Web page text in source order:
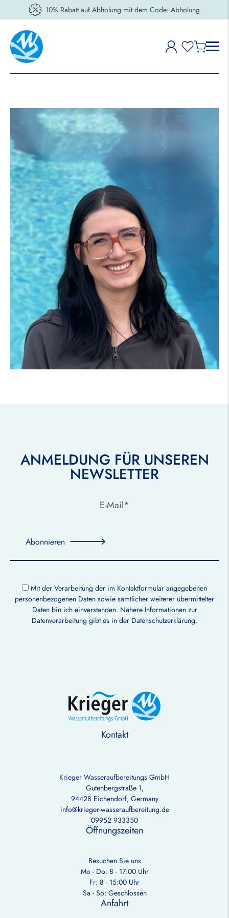
10% Rabatt auf Abholung mit dem Code: Abholung
ANMELDUNG FÜR UNSEREN
NEWSLETTER
Abonnieren
Mit der Verarbeitung der im Kontaktformular angegebenen
personenbezogenen Daten sowie sämtlicher weiterer übermittelter
Daten bin ich einverstanden. Nähere Informationen zur
Datenverarbeitung gibt es in der Datenschutzerklärung.
Kontakt
Krieger Wasseraufbereitungs GmbH
Gutenbergstraße 1,
94428 Eichendorf, Germany
info@krieger-wasseraufbereitung.de
09952 933350
Öffnungszeiten
Besuchen Sie uns
Mo - Do: 8 - 17:00 Uhr
Fr: 8 - 15:00 Uhr
Sa - So: Geschlossen
Anfahrt